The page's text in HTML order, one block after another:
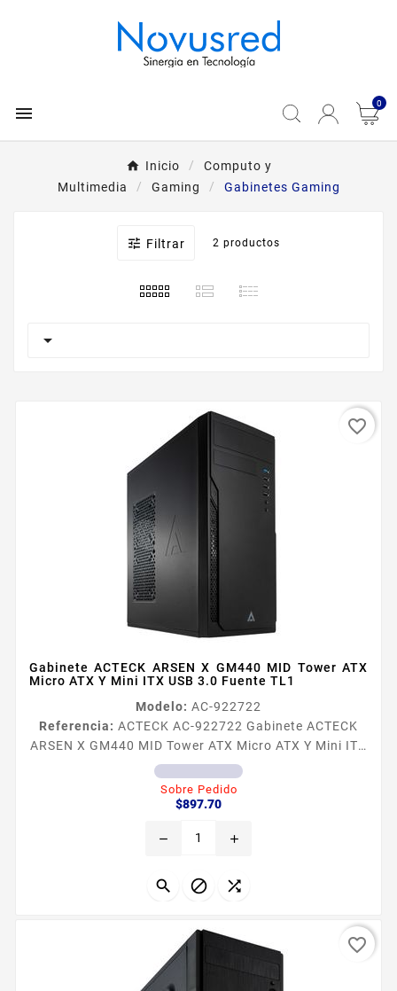
 0
Inicio
Computo y
Multimedia
Gaming Gabinetes Gaming
 Filtrar 2 productos

Gabinete ACTECK ARSEN X GM440 MID Tower ATX
Micro ATX Y Mini ITX USB 3.0 Fuente TL1
Modelo: AC-922722
Referencia: ACTECK AC-922722 Gabinete ACTECK
ARSEN X GM440 MID Tower ATX Micro ATX Y Mini ITX
USB 3.0 Fuente TL1
Sobre Pedido
$897.70Precio
remove add
  
favorite_border
favorite_border